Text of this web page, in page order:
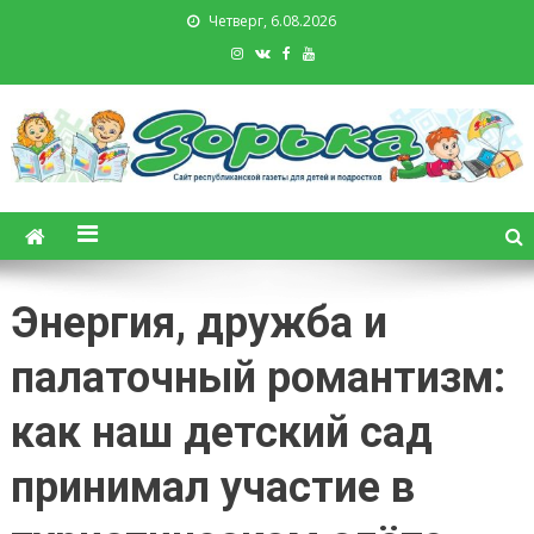
Четверг, 6.08.2026
Зорька. Газета для детей и
подростков
Энергия, дружба и
палаточный романтизм:
как наш детский сад
принимал участие в